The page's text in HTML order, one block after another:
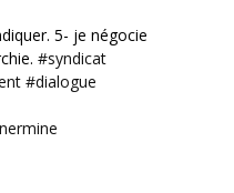
5- je négocie
#syndicat
#dialogue